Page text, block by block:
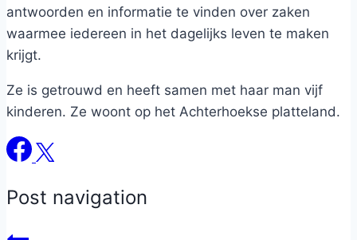
antwoorden en informatie te vinden over zaken
waarmee iedereen in het dagelijks leven te maken
krijgt.
Ze is getrouwd en heeft samen met haar man vijf
kinderen. Ze woont op het Achterhoekse platteland.
Post navigation